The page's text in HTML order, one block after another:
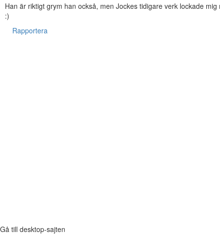
Han är riktigt grym han också, men Jockes tidigare verk lockade mig
:)
Rapportera
Gå till desktop-sajten